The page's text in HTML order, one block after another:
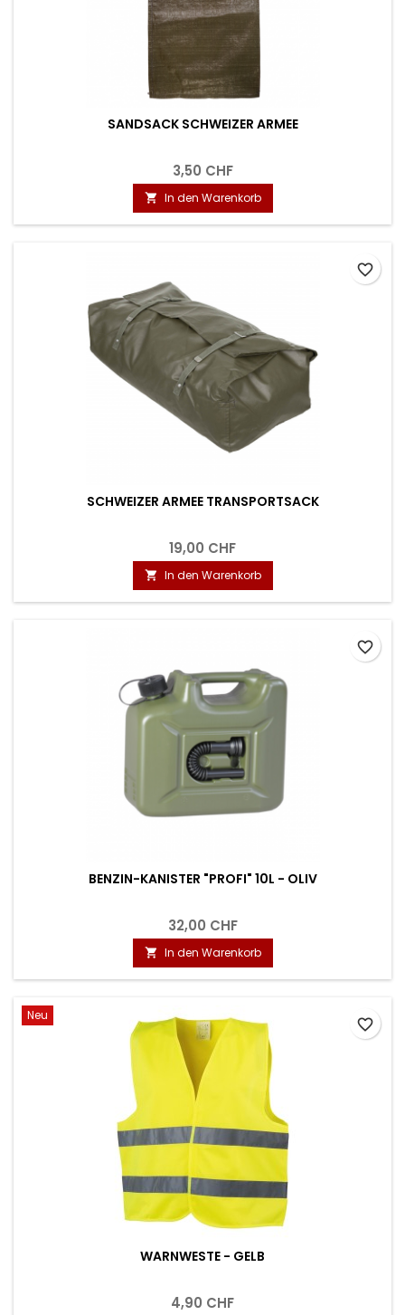
SANDSACK SCHWEIZER ARMEE
3,50 CHF
 In den Warenkorb
SCHWEIZER ARMEE TRANSPORTSACK
19,00 CHF
 In den Warenkorb
favorite_border
BENZIN-KANISTER "PROFI" 10L - OLIV
32,00 CHF
 In den Warenkorb
favorite_border
Neu
WARNWESTE - GELB
4,90 CHF
favorite_border